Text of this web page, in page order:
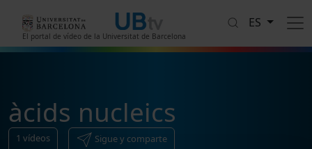
El portal de vídeo de la Universitat de Barcelona
ES
àcids nucleics
1 vídeos Sigue y comparte